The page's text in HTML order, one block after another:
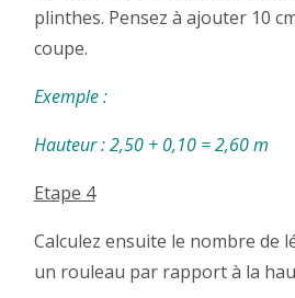
plinthes. Pensez à ajouter 10
coupe.
Exemple :
Hauteur : 2,50 + 0,10 = 2,60 m
Etape 4
Calculez ensuite le nombre de
un rouleau par rapport à la